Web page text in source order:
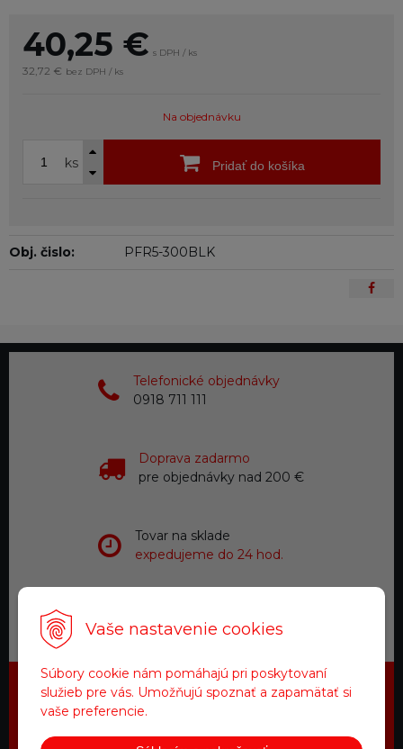
Vaše nastavenie cookies
Súbory cookie nám pomáhajú pri poskytovaní
služieb pre vás. Umožňujú spoznať a zapamätať si
vaše preferencie.
40,25 € s DPH / ks
32,72 € bez DPH / ks
Na objednávku
ks Pridať do košíka
Obj. čislo: PFR5-300BLK
Telefonické objednávky
0918 711 111
Doprava zadarmo
pre objednávky nad 200 €
Tovar na sklade
expedujeme do 24 hod.
a starostlivosť
Najdôležitejšie novinky priamo na
váš email